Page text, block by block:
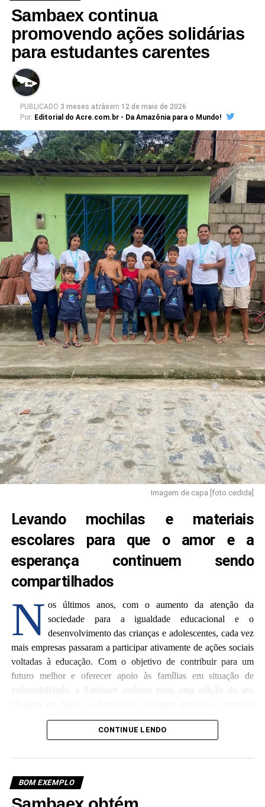
Sambaex continua
promovendo ações solidárias
para estudantes carentes
PUBLICADO 3 meses atrásem 12 de maio de 2026
Por: Editorial do Acre.com.br - Da Amazônia para o Mundo!
Imagem de capa [foto cedida]
Levando mochilas e materiais
escolares para que o amor e a
esperança continuem sendo
compartilhados
N os últimos anos, com o aumento da atenção da
sociedade para a igualdade educacional e o
desenvolvimento das crianças e adolescentes, cada vez
mais empresas passaram a participar ativamente de ações sociais
voltadas à educação. Com o objetivo de contribuir para um
futuro melhor e oferecer apoio às famílias em situação de
vulnerabilidade, a Sambaex realizou mais uma edição do seu
escolares e carinho para estudantes carentes da comunidade.
beneficente foi direcionada principalmente a estudantes de
Sambaex visitou comunidades locais em parceria com escolas,
organizações sociais e representantes comunitários, realizando
CONTINUE LENDO
BOM EXEMPLO